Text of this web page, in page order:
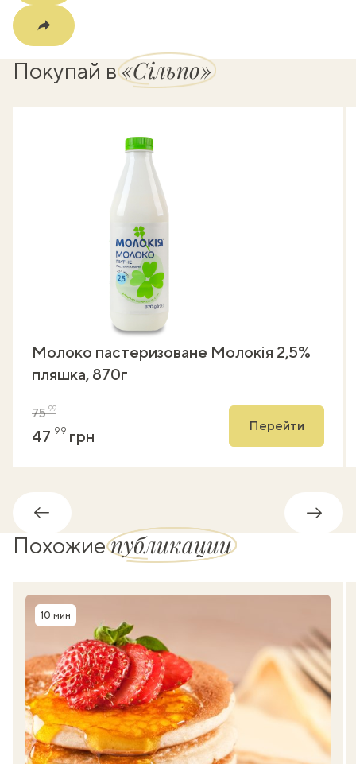
Покупай в«Сільпо»
Молоко пастеризоване Молокія 2,5%
пляшка, 870г
7599
47 99 грн
Перейти
Обратно
Похожиепубликации
Время приготовления
10 мин